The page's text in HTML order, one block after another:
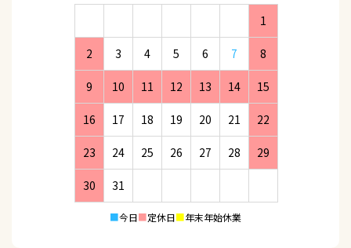
1
2 3 4 5 6 7 8
9 10 11 12 13 14 15
16 17 18 19 20 21 22
23 24 25 26 27 28 29
30 31
■今日■定休日■年末年始休業